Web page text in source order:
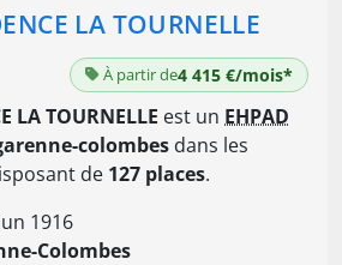
LA TOURNELLE
À partir de4 415 €/mois*
LA TOURNELLE est un EHPAD
colombes dans les
de 127 places.
1916
Colombes